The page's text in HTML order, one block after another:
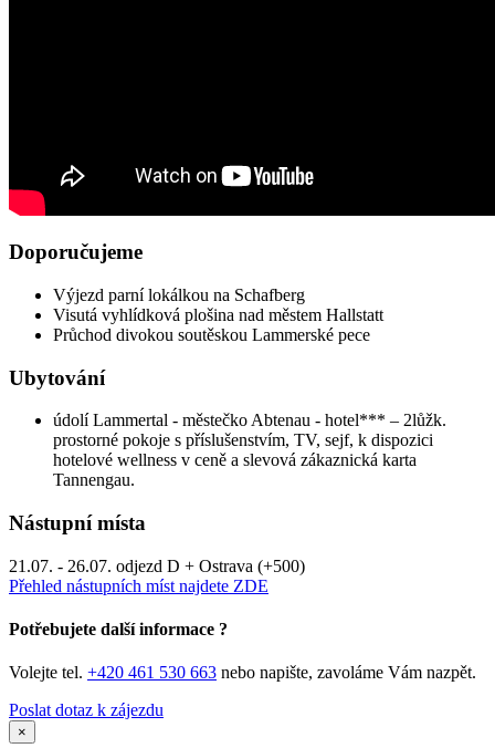
Doporučujeme
Výjezd parní lokálkou na Schafberg
Visutá vyhlídková plošina nad městem Hallstatt
Průchod divokou soutěskou Lammerské pece
Ubytování
údolí Lammertal - městečko Abtenau - hotel*** – 2lůžk.
prostorné pokoje s příslušenstvím, TV, sejf, k dispozici
hotelové wellness v ceně a slevová zákaznická karta
Tannengau.
Nástupní místa
21.07. - 26.07. odjezd D + Ostrava (+500)
Přehled nástupních míst najdete ZDE
Potřebujete další informace ?
Volejte tel. +420 461 530 663 nebo napište, zavoláme Vám nazpět.
Poslat dotaz k zájezdu
×